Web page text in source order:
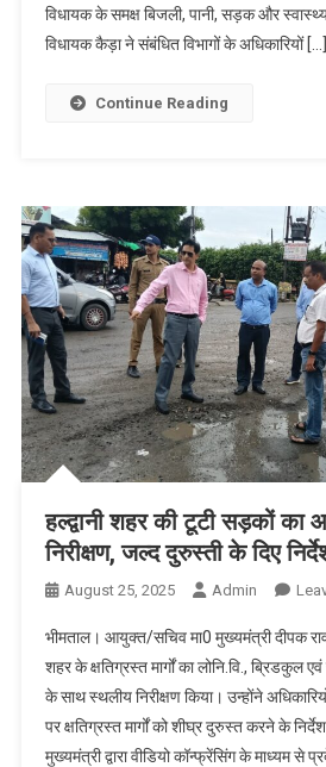
विधायक के समक्ष बिजली, पानी, सड़क और
विधायक कैड़ा ने संबंधित विभागों के अधिकारियों […]
Continue Reading
हल्द्वानी शहर की टूटी सड़कों का
निरीक्षण, जल्द दुरुस्ती के दिए
August 25, 2025 Admin
भीमताल। आयुक्त/सचिव मा0 मुख्यमंत्री दीपक
शहर के क्षतिग्रस्त मार्गों का लोनि.वि., ब्रिडकुल
के साथ स्थलीय निरीक्षण किया। उन्होंने
पर क्षतिग्रस्त मार्गों को शीघ्र दुरुस्त करने के
मुख्यमंत्री द्वारा वीडियो कॉन्फ्रेंसिंग के माध्यम से